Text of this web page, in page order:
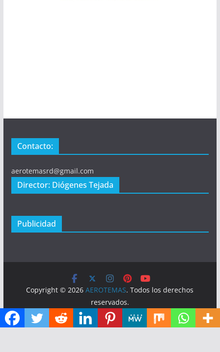
Contacto:
aerotemasrd@gmail.com
Director: Diógenes Tejada
Publicidad
Copyright © 2026AEROTEMAS. Todos los derechos
reservados.
Tema:ColorMag por ThemeGrill. Funciona con WordPress.